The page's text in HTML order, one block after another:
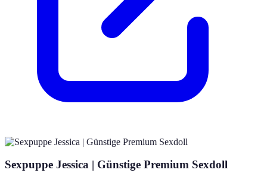
Sexpuppe Jessica | Günstige Premium Sexdoll